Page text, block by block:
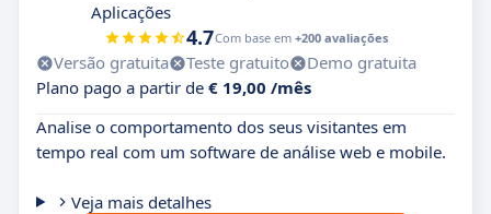
Aplicações
4.7Com base em +200 avaliações
Versão gratuita Teste gratuito
Demo gratuita
Plano pago a partir de € 19,00 /mês
Analise o comportamento dos seus visitantes em
tempo real com um software de análise web e mobile.
Veja mais detalhes